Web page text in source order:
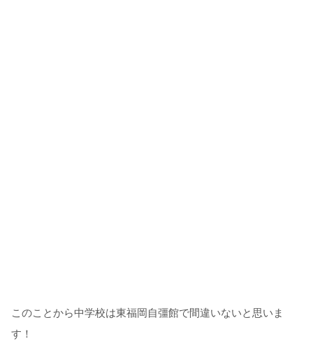
このことから中学校は東福岡自彊館で間違いないと思いま
す！